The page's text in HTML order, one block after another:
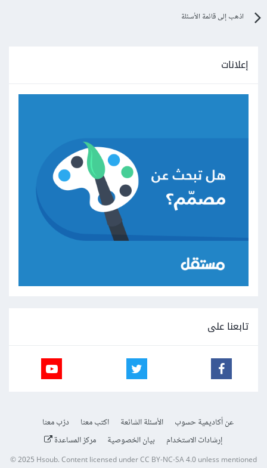
اذهب إلى قائمة الأسئلة
إعلانات
تابعنا على
عن أكاديمية حسوب الأسئلة الشائعة اكتب معنا
درّب معنا
إرشادات الاستخدام
بيان الخصوصية مركز المساعدة
© 2025Hsoub.Content licensed underCC BY-NC-SA 4.0unless mentioned